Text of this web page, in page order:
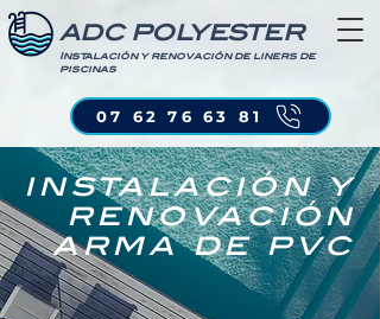
ADC POLYESTER
Instalación y renovación de liners de
piscinas
07 62 76 63 81
instalación y
renovación
arma de pvc